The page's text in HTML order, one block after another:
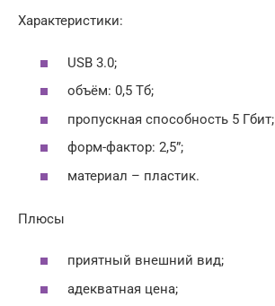
Характеристики:
USB 3.0;
объём: 0,5 Тб;
пропускная способность 5 Гбит;
форм-фактор: 2,5”;
материал – пластик.
Плюсы
приятный внешний вид;
адекватная цена;